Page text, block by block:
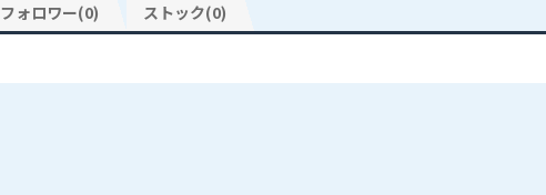
フォロワー(0) ストック(0)